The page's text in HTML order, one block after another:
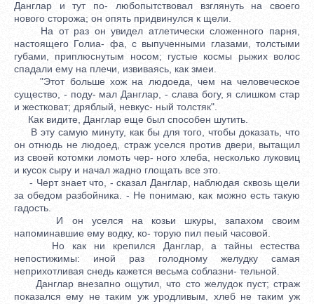
Данглар и тут по- любопытствовал взглянуть на своего
нового сторожа; он опять придвинулся к щели.
На от раз он увидел атлетически сложенного парня,
настоящего Голиа- фа, с выпученными глазами, толстыми
губами, приплюснутым носом; густые космы рыжих волос
спадали ему на плечи, извиваясь, как змеи.
"Этот больше хож на людоеда, чем на человеческое
существо, - поду- мал Данглар, - слава богу, я слишком стар
и жестковат; дряблый, невкус- ный толстяк".
Как видите, Данглар еще был способен шутить.
В эту самую минуту, как бы для того, чтобы доказать, что
он отнюдь не людоед, страж уселся против двери, вытащил
из своей котомки ломоть чер- ного хлеба, несколько луковиц
и кусок сыру и начал жадно глощать все это.
- Черт знает что, - сказал Данглар, наблюдая сквозь щели
за обедом разбойника. - Не понимаю, как можно есть такую
гадость.
И он уселся на козьи шкуры, запахом своим
напоминавшие ему водку, ко- торую пил пеый часовой.
Но как ни крепился Данглар, а тайны естества
непостижимы: иной раз голодному желудку самая
неприхотливая снедь кажется весьма соблазни- тельной.
Данглар внезапно ощутил, что сто желудок пуст; страж
показался ему не таким уж уродливым, хлеб не таким уж